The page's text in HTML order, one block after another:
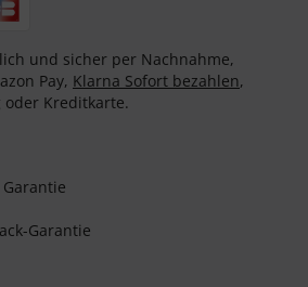
und sicher per Nachnahme,
Pay, Klarna Sofort bezahlen,
oder Kreditkarte.
Garantie